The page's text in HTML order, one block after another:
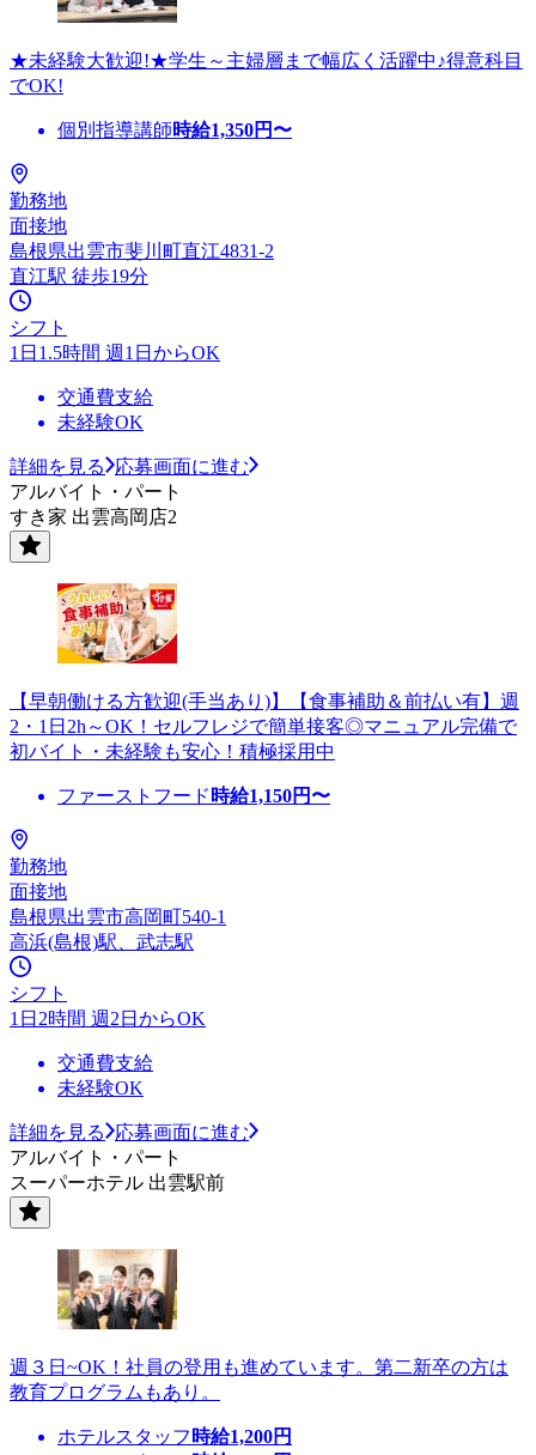
★未経験大歓迎!★学生～主婦層まで幅広く活躍中♪得意科目
でOK!
個別指導講師時給1,350円〜
勤務地
面接地
島根県出雲市斐川町直江4831-2
直江駅 徒歩19分
シフト
1日1.5時間 週1日からOK
交通費支給
未経験OK
詳細を見る
応募画面に進む
アルバイト・パート
すき家 出雲高岡店2
【早朝働ける方歓迎(手当あり)】【食事補助＆前払い有】週
2・1日2h～OK！セルフレジで簡単接客◎マニュアル完備で
初バイト・未経験も安心！積極採用中
ファーストフード 時給1,150円〜
勤務地
面接地
島根県出雲市高岡町540-1
高浜(島根)駅、武志駅
シフト
1日2時間 週2日からOK
交通費支給
未経験OK
詳細を見る
応募画面に進む
アルバイト・パート
スーパーホテル 出雲駅前
週３日~OK！社員の登用も進めています。第二新卒の方は
教育プログラムもあり。
ホテルスタッフ 時給1,200円